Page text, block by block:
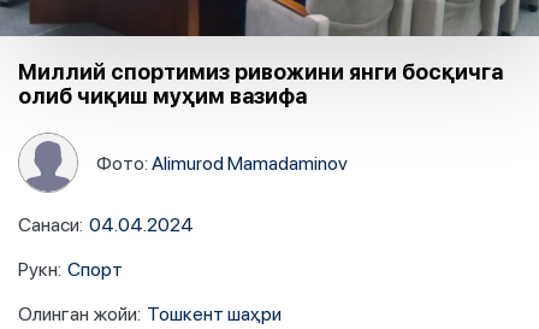
Миллий спортимиз ривожини янги босқичга
олиб чиқиш муҳим вазифа
Фото:Alimurod Mamadaminov
Санаси: 04.04.2024
Рукн: Спорт
Олинган жойи: Тошкент шаҳри